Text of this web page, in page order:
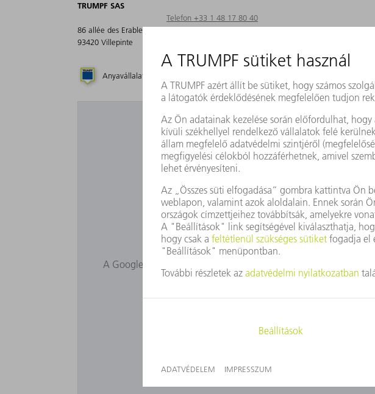
TRUMPF SAS
86 allée des Erables
93420 Villepinte
Telefon +33 1 48 17 80 40
Fax +33 1 48 63 77 25
Anyavállalat
Szeretné használni a Google Maps
A Google Maps nem jelenik meg Önnél, mivel Ön nem fogadta el
állítsa be itt:Magánszféra-beállítások.